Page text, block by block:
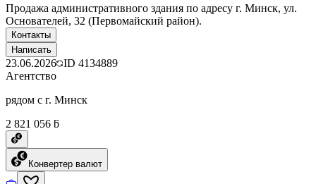
Продажа административного здания по адресу г. Минск, ул.
Основателей, 32 (Первомайский район).
Контакты
Написать
23.06.2026 ID 4134889
Агентство
рядом с г. Минск
2 821 056 ƃ
Конвертер валют